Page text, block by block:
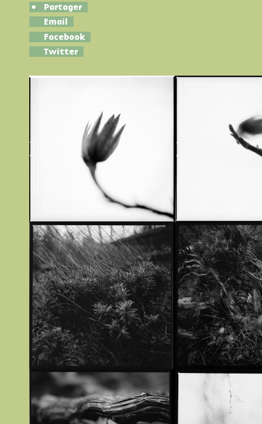
•
Partager
Email
Facebook
Twitter